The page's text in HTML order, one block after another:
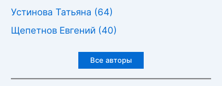
Устинова Татьяна (64)
Щепетнов Евгений (40)
Все авторы